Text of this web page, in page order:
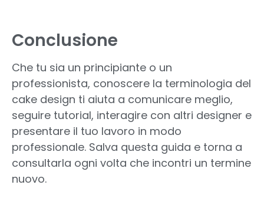
Conclusione
Che tu sia un principiante o un
professionista, conoscere la terminologia del
cake design ti aiuta a comunicare meglio,
seguire tutorial, interagire con altri designer e
presentare il tuo lavoro in modo
professionale. Salva questa guida e torna a
consultarla ogni volta che incontri un termine
nuovo.